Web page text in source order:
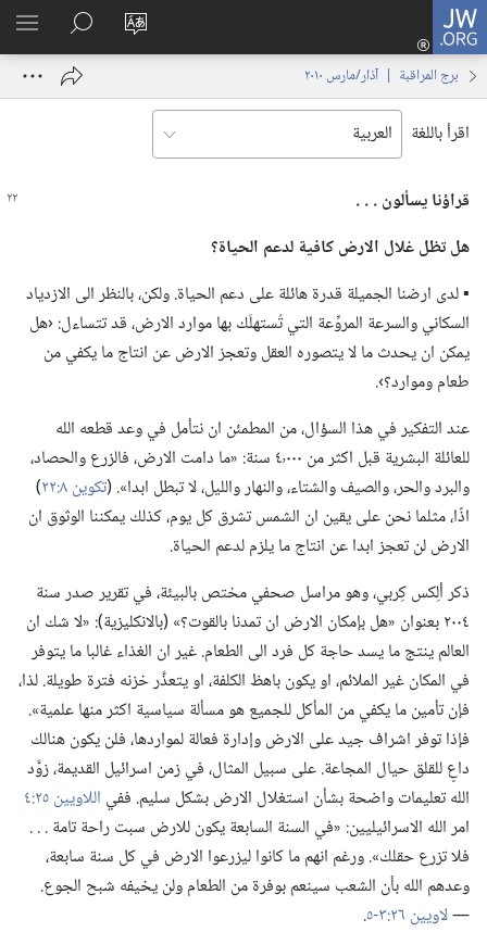
JW.ORG
تغيير
الموقع
تسجيل
الدخول
نافذة
البحث
في
JW.‎ORG
برج المراقبة | ‏‎آذار/مارس‏ ‏‎٢٠١٠‏
اقرأ باللغة
قراؤنا يسألون .‏ .‏ .‏
هل تظل غلال الارض كافية لدعم الحياة؟‏
▪ لدى ارضنا الجميلة قدرة هائلة على دعم الحياة.‏ ولكن،‏ بالنظر الى الازدياد
السكاني والسرعة المروِّعة التي تُستهلَك بها موارد الارض،‏ قد تتساءل:‏ ‹هل
يمكن ان يحدث ما لا يتصوره العقل وتعجز الارض عن انتاج ما يكفي من
طعام وموارد؟‏›.‏
عند التفكير في هذا السؤال،‏ من المطمئن ان نتأمل في وعد قطعه الله
للعائلة البشرية قبل اكثر من ٤٬٠٠٠ سنة:‏ «ما دامت الارض،‏ فالزرع والحصاد،‏
والبرد والحر،‏ والصيف والشتاء،‏ والنهار والليل،‏ لا تبطل ابدا».‏ (‏تكوين ٨:‏٢٢
‏)‏
اذًا،‏ مثلما نحن على يقين ان الشمس تشرق كل يوم،‏ كذلك يمكننا الوثوق ان
الارض لن تعجز ابدا عن انتاج ما يلزم لدعم الحياة.‏
ذكر ألِكس كِربي،‏ وهو مراسل صحفي مختص بالبيئة،‏ في تقرير صدر سنة
٢٠٠٤ بعنوان «هل بإمكان الارض ان تمدنا بالقوت؟‏» (‏بالانكليزية)‏:‏ «لا شك ان
العالم ينتج ما يسد حاجة كل فرد الى الطعام.‏ غير ان الغذاء غالبا ما يتوفر
في المكان غير الملائم،‏ او يكون باهظ الكلفة،‏ او يتعذَّر خزنه فترة طويلة.‏ لذا،‏
فإن تأمين ما يكفي من المأكل للجميع هو مسألة سياسية اكثر منها علمية».‏
فإذا توفر اشراف جيد على الارض وإدارة فعالة لمواردها،‏ فلن يكون هنالك
داعٍ للقلق حيال المجاعة.‏ على سبيل المثال،‏ في زمن اسرائيل القديمة،‏ زوَّد
الله تعليمات واضحة بشأن استغلال الارض بشكل سليم.‏ ففي اللاويين ٢٥:‏٤
امر الله الاسرائيليين:‏ «في السنة السابعة يكون للارض سبت راحة تامة .‏ .‏ .‏
فلا تزرع حقلك».‏ ورغم انهم ما كانوا ليزرعوا الارض في كل سنة سابعة،‏
وعدهم الله بأن الشعب سينعم بوفرة من الطعام ولن يخيفه شبح الجوع.‏
—‏لاويين ٢٦:‏٣-‏٥
‏.‏